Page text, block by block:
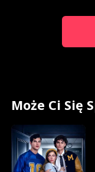
Może Ci Się